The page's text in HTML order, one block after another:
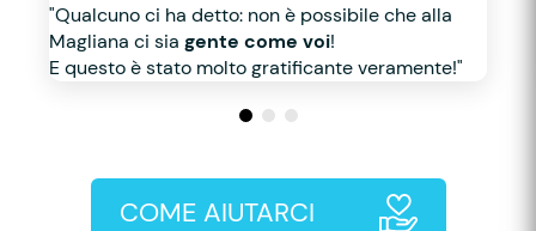
"Qualcuno ci ha detto: non è possibile che alla
Magliana ci sia gente come voi!
E questo è stato molto gratificante veramente!"
COME AIUTARCI